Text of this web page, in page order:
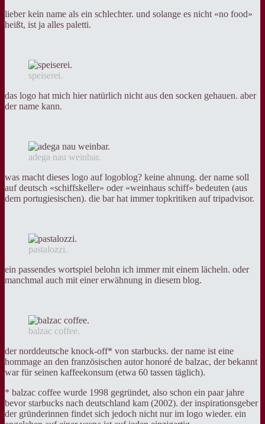
lieber kein name als ein schlechter. und solange es nicht «no food»
heißt, ist ja alles paletti.
speiserei.
das logo hat mich hier natürlich nicht aus den socken gehauen. aber
der name kann.
adega nau weinbar.
was macht dieses logo auf logoblog? keine ahnung. der name soll
auf deutsch «schiffskeller» oder «weinhaus schiff» bedeuten (aus
dem portugiesischen). die bar hat immer topkritiken auf tripadvisor.
pastalozzi.
ein passendes wortspiel belohn ich immer mit einem lächeln. oder
manchmal auch mit einer erwähnung in diesem blog.
balzac coffee.
der norddeutsche knock-off* von starbucks. der name ist eine
hommage an den französischen autor honoré de balzac, der bekannt
war für seinen kaffeekonsum (etwa 60 tassen täglich).
* balzac coffee wurde 1998 gegründet, also schon ein paar jahre
bevor starbucks nach deutschland kam (2002). der inspirationsgeber
der gründerinnen findet sich jedoch nicht nur im logo wieder. ein